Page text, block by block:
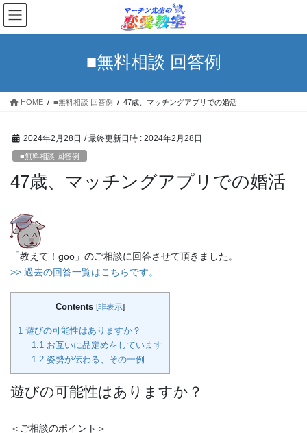
コ
ン
テ
ス
ナ
ビ
ゲ
ン
■無料相談 回答例
HOME ■無料相談 回答例 47歳、マッチングアプリでの婚活
2024年2月28日 / 最終更新日時 : 2024年2月28日
■無料相談 回答例
47歳、マッチングアプリでの婚活
「教えて！goo」のご相談に回答させて頂きました。
>> 過去の回答一覧はこちらです。
Contents [非表示]
1 遊びの可能性はありますか？
1.1お互いに品定めをしています
1.2姿勢が伝わる、その一例
遊びの可能性はありますか？
＜ご相談のポイント＞